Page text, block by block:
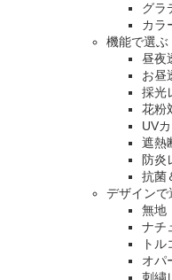
グラ
カラ
機能で選ぶ
昼夜
お昼
採光
花粉
UV
遮熱
防炎
抗菌
デザインで
無地
ナチ
ト
オパ